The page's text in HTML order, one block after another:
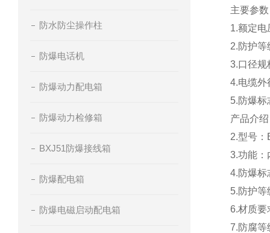
防水防尘操作柱
防爆电话机
防爆动力配电箱
防爆动力检修箱
BXJ51防爆接线箱
防爆配电箱
防爆电磁启动配电箱
主要参数
1.额定
2.防护
3.口径规
4.电缆外
5.防爆标
产品介绍
2.型号：
3.功能：
4.防爆标
5.防护
6.材质要
7.防腐等